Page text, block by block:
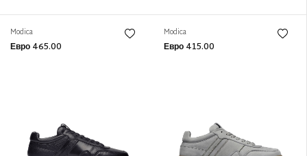
Modica
Евро 465.00
Modica
Евро 415.00